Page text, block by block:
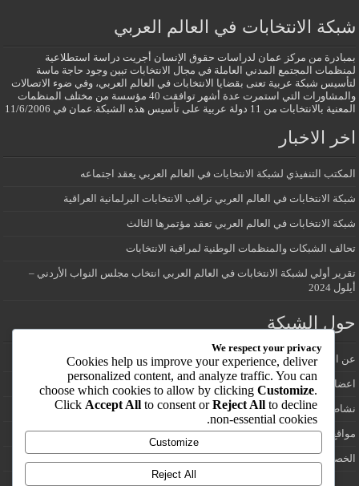
شبكة الانتخابات في العالم العربي
بمبادرة من مركز عمان لدراسات حقوق الإنسان أجريت دراسة استطلاعية
لمنظمات المجتمع المدني العاملة في مجال الانتخابات تبين وجود حاجة ماسة
لتأسيس شبكة عربية تعنى بقضايا الانتخابات في العالم العربي، وفي ضوء الاتصالات
والمشاورات التي استمرت عدة أشهر توافقت 40 مؤسسة من مختلف المنظمات
المعنية بالانتخابات من 11 دولة عربية على تأسيس هذه الشبكة.عمان في 11/6/2006
اخر الاخبار
المكتب التنفيذي لشبكة الانتخابات في العالم العربي يعقد اجتماعه
شبكة الانتخابات في العالم العربي تراقب الانتخابات البرلمانية العراقية
شبكة الانتخابات في العالم العربي تعقد مؤتمرها الثالث
تحالف الشبكات والمنظمات الوطنية لمراقبة الانتخابات
تقرير أولي لشبكة الانتخابات في العالم العربي انتخاب مجلس النواب الأردني –
أيلول 2024
حول الشبكة
عن الشبكة
اعضاء شبكة الانتخابات في العالم العربي
نشاطات الشبكة
مواقع انتخابية
الخصوصية
We respect your privacy
Cookies help us improve your experience, deliver
personalized content, and analyze traffic. You can
choose which cookies to allow by clickingCustomize.
Click Accept All to consent orReject All to decline
non-essential cookies.
Customize
Reject All